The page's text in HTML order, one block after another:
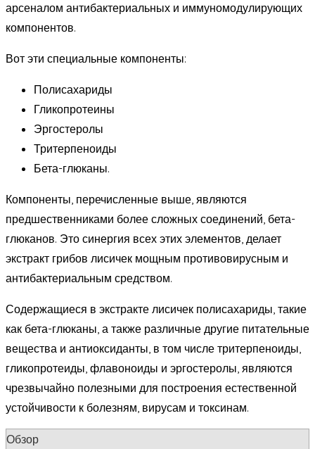
арсеналом антибактериальных и иммуномодулирующих
компонентов.
Вот эти специальные компоненты:
Полисахариды
Гликопротеины
Эргостеролы
Тритерпеноиды
Бета-глюканы.
Компоненты, перечисленные выше, являются
предшественниками более сложных соединений, бета-
глюканов. Это синергия всех этих элементов, делает
экстракт грибов лисичек мощным противовирусным и
антибактериальным средством.
Содержащиеся в экстракте лисичек полисахариды, такие
как бета-глюканы, а также различные другие питательные
вещества и антиоксиданты, в том числе тритерпеноиды,
гликопротеиды, флавоноиды и эргостеролы, являются
чрезвычайно полезными для построения естественной
устойчивости к болезням, вирусам и токсинам.
Обзор